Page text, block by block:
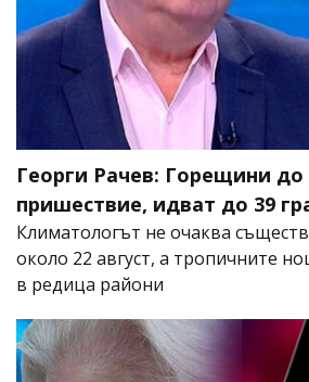
Георги Рачев: Горещини до
пришествие, идват до 39
Климатологът не очаква
около 22 август, а тропичните
в редица райони